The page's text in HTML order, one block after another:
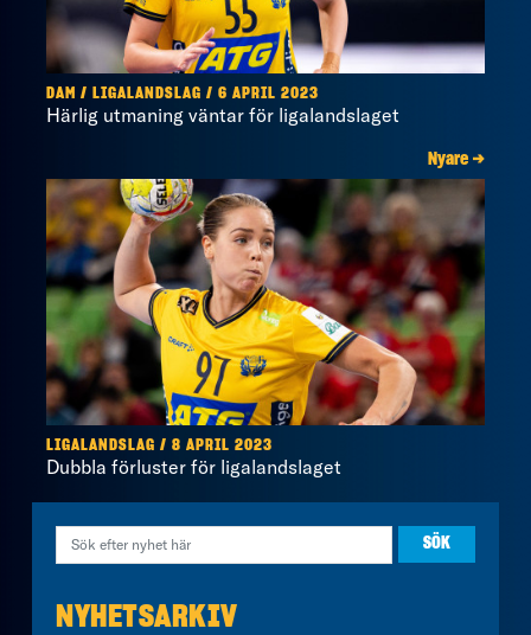
DAM / LIGALANDSLAG / 6 APRIL 2023
Härlig utmaning väntar för ligalandslaget
Nyare →
LIGALANDSLAG / 8 APRIL 2023
Dubbla förluster för ligalandslaget
NYHETSARKIV